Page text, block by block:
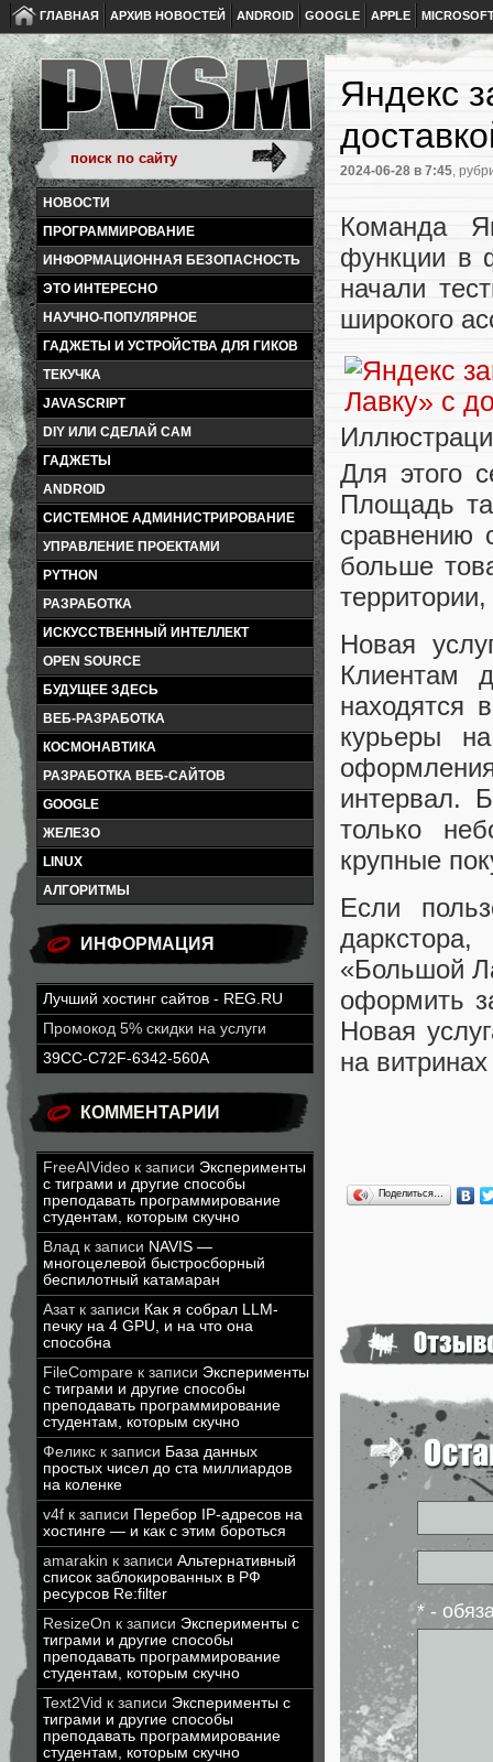
ГЛАВНАЯ АРХИВ НОВОСТЕЙ ANDROID GOOGLE APPLE
НОВОСТИ
ПРОГРАММИРОВАНИЕ
ИНФОРМАЦИОННАЯ БЕЗОПАСНОСТЬ
ЭТО ИНТЕРЕСНО
НАУЧНО-ПОПУЛЯРНОЕ
ГАДЖЕТЫ И УСТРОЙСТВА ДЛЯ ГИКОВ
ТЕКУЧКА
JAVASCRIPT
DIY ИЛИ СДЕЛАЙ САМ
ГАДЖЕТЫ
ANDROID
СИСТЕМНОЕ АДМИНИСТРИРОВАНИЕ
УПРАВЛЕНИЕ ПРОЕКТАМИ
PYTHON
РАЗРАБОТКА
ИСКУССТВЕННЫЙ ИНТЕЛЛЕКТ
OPEN SOURCE
БУДУЩЕЕ ЗДЕСЬ
ВЕБ-РАЗРАБОТКА
КОСМОНАВТИКА
РАЗРАБОТКА ВЕБ-САЙТОВ
GOOGLE
ЖЕЛЕЗО
LINUX
АЛГОРИТМЫ
ИНФОРМАЦИЯ
Лучший хостинг сайтов - REG.RU
Промокод 5% скидки на услуги
39CC-C72F-6342-560A
КОММЕНТАРИИ
FreeAIVideo к записи Эксперименты
с тиграми и другие способы
преподавать программирование
студентам, которым скучно
Влад к записи NAVIS —
многоцелевой быстросборный
беспилотный катамаран
Азатк записи Как я собрал LLM-
печку на 4 GPU, и на что она
способна
FileCompare к записи Эксперименты
с тиграми и другие способы
преподавать программирование
студентам, которым скучно
Феликс к записи База данных
простых чисел до ста миллиардов
на коленке
v4f к записи Перебор IP-адресов на
хостинге — и как с этим бороться
amarakin к записи Альтернативный
список заблокированных в РФ
ресурсов Re:filter
ResizeOn к записи Эксперименты с
тиграми и другие способы
преподавать программирование
студентам, которым скучно
Text2Vid к записи Эксперименты с
тиграми и другие способы
преподавать программирование
студентам, которым скучно
Яндекс
2024-06-28 в 7:45,
Команда
функции в
начали
широкого
Для этого
Площадь
сравнению
больше
Новая
Клиентам
находятся
курьеры
интервал.
только
крупные
Если
«Большой
оформить
Новая
на
Поделиться…
* -